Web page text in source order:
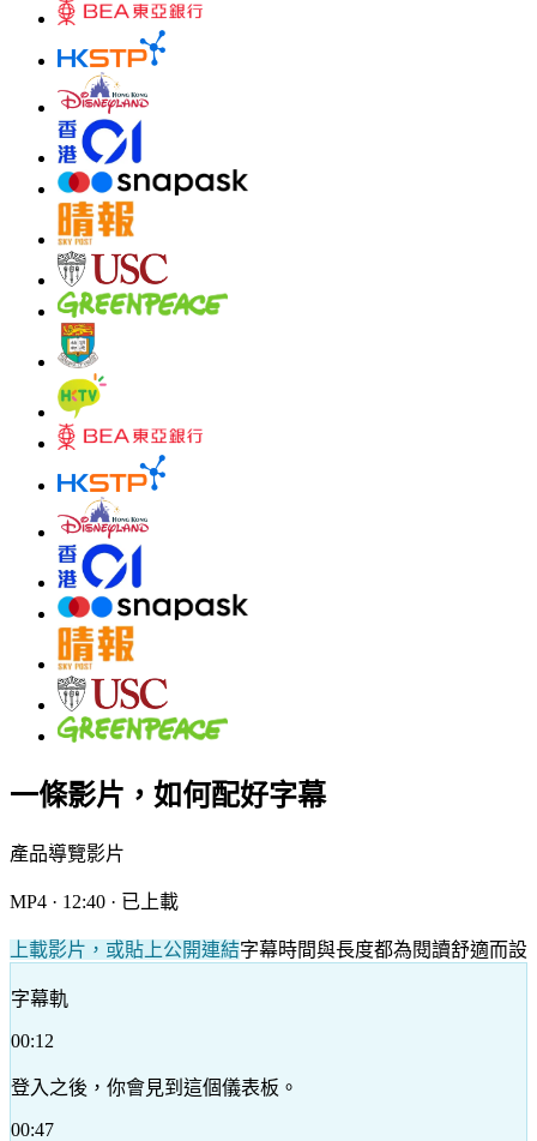
一條影片，如何配好字幕
產品導覽影片
MP4 · 12:40 · 已上載
上載影片，或貼上公開連結字幕時間與長度都為閱讀舒適而設
字幕軌
00:12
登入之後，你會見到這個儀表板。
00:47